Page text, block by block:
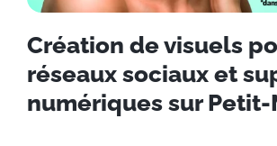
Création de visuels
réseaux sociaux et
numériques sur Petit-